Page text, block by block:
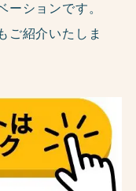
ーションです。
ご紹介いたしま